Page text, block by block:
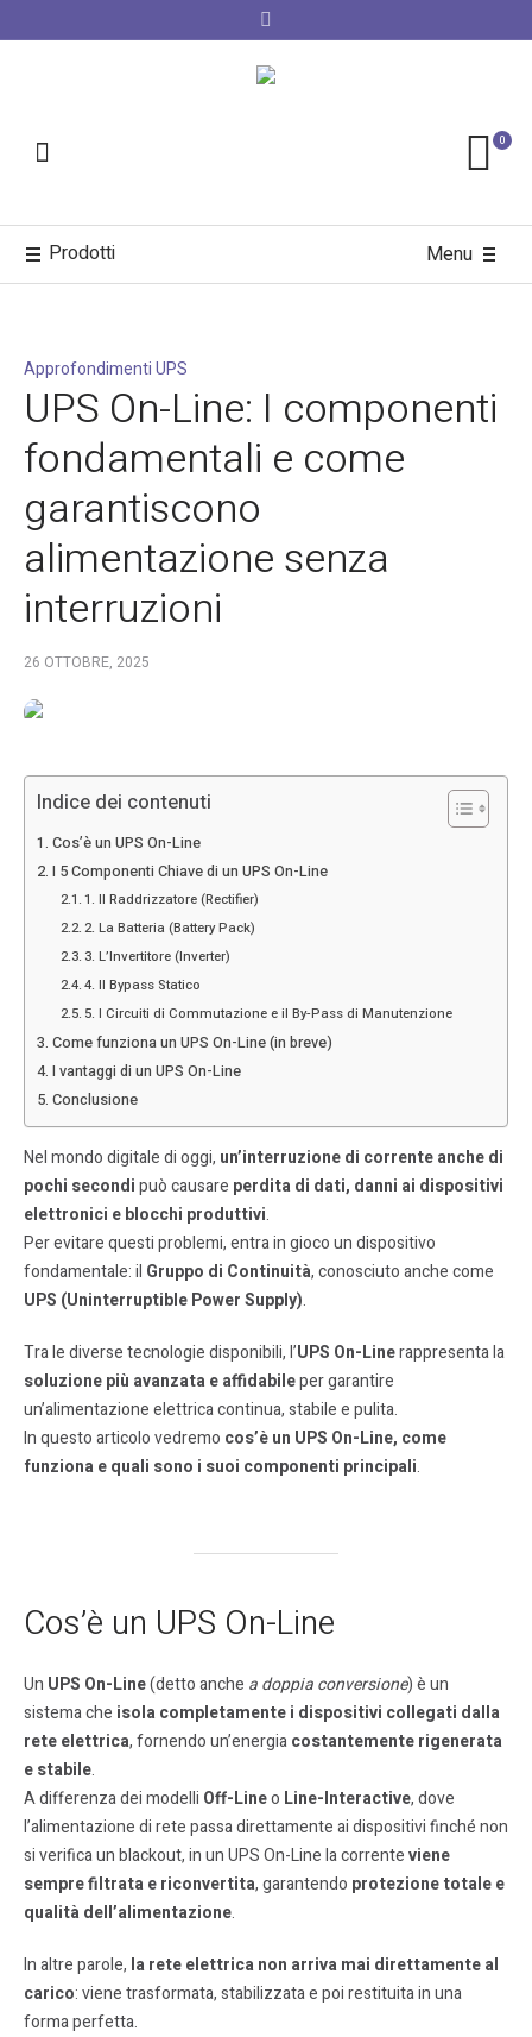
0
Prodotti Menu
Approfondimenti UPS
UPS On-Line: I componenti
fondamentali e come
garantiscono
alimentazione senza
interruzioni
26 OTTOBRE, 2025
Indice dei contenuti
Cos’è un UPS On-Line
I 5 Componenti Chiave di un UPS On-Line
1. Il Raddrizzatore (Rectifier)
2. La Batteria (Battery Pack)
3. L’Invertitore (Inverter)
4. Il Bypass Statico
5. I Circuiti di Commutazione e il By-Pass di Manutenzione
Come funziona un UPS On-Line (in breve)
I vantaggi di un UPS On-Line
Conclusione
Nel mondo digitale di oggi, un’interruzione di corrente anche di
pochi secondipuò causare perdita di dati, danni ai dispositivi
elettronici e blocchi produttivi.
Per evitare questi problemi, entra in gioco un dispositivo
fondamentale: il Gruppo di Continuità, conosciuto anche come
UPS (Uninterruptible Power Supply).
Tra le diverse tecnologie disponibili, l’UPS On-Linerappresenta la
soluzione più avanzata e affidabileper garantire
un’alimentazione elettrica continua, stabile e pulita.
In questo articolo vedremo cos’è un UPS On-Line, come
funziona e quali sono i suoi componenti principali.
Cos’è un UPS On-Line
Un UPS On-Line(detto anche a doppia conversione) è un
sistema che isola completamente i dispositivi collegati dalla
rete elettrica, fornendo un’energiacostantemente rigenerata
e stabile.
A differenza dei modelli Off-Lineo Line-Interactive, dove
l’alimentazione di rete passa direttamente ai dispositivi finché non
si verifica un blackout, in un UPS On-Line la correnteviene
sempre filtrata e riconvertita, garantendo protezione totale e
qualità dell’alimentazione.
In altre parole, la rete elettrica non arriva mai direttamente al
carico: viene trasformata, stabilizzata e poi restituita in una
forma perfetta.